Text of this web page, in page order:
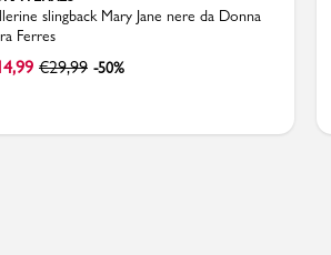
slingback Mary Jane nere da Donna
Ferres
€29,99 -50%